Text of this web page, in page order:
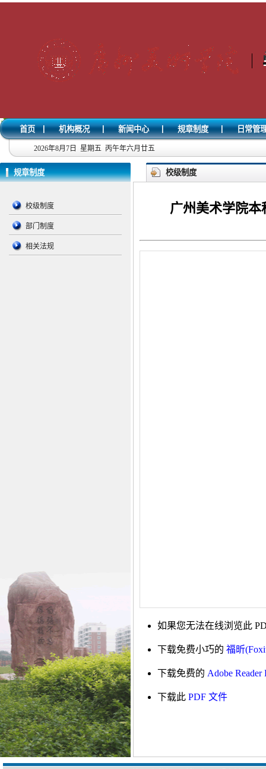
首页 | 机构概况 | 新闻中心 | 规章制度 | 日常管
2026年8月7日 星期五 丙午年六月廿五
规章制度
校级制度
部门制度
相关法规
校级制度
广州美术学院本
如果您无法在线浏览此
下载免费小巧的 福昕
下载免费的 Adobe
下载此 PDF 文件